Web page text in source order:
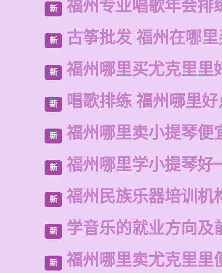
新 福州专业唱歌年会排
新 古筝批发 福州在哪
新 福州哪里买尤克里里
新 唱歌排练 福州哪里
新 福州哪里卖小提琴便
新 福州哪里学小提琴好
新 福州民族乐器培训机
新 学音乐的就业方向及
新 福州哪里卖尤克里里